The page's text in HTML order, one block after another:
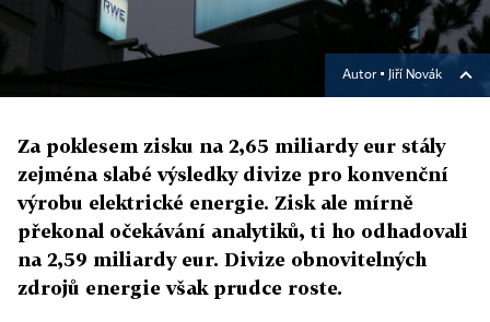
Autor ▪ Jiří Novák
Za poklesem zisku na 2,65 miliardy eur stály
zejména slabé výsledky divize pro konvenční
výrobu elektrické energie. Zisk ale mírně
překonal očekávání analytiků, ti ho odhadovali
na 2,59 miliardy eur. Divize obnovitelných
zdrojů energie však prudce roste.